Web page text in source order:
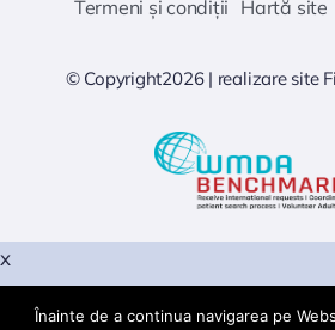
Termeni și condiții Hartă site
© Copyright2026 | realizare site
Înainte de a continua navigarea pe
x
Warning: PHP Startup: